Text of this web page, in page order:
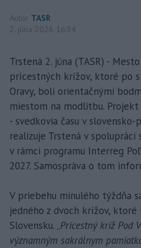
Autor TASR
2. júna 2026 16:34
Trstená 2. júna (TASR) -
prícestných krížov, ktoré po
Oravy, boli orientačnými
miestom na modlitbu.
- svedkovia času v
realizuje Trstená v spolupráci
v rámci programu Interreg
2027. Samospráva o tom
V priebehu minulého týždňa
jedného z dvoch krížov, ktoré
Slovensku. „Prícestný kríž Pod
významným sakrálnym